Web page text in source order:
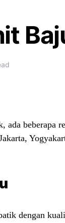
beberapa
dengan